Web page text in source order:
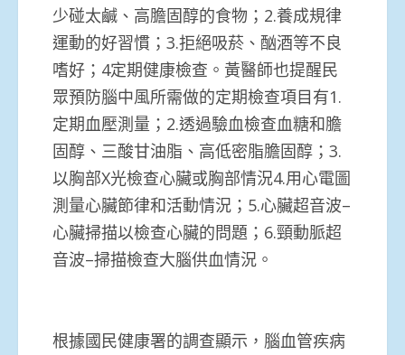
少碰太鹹、高膽固醇的食物；2.養成規律
運動的好習慣；3.拒絕吸菸、酗酒等不良
嗜好；4定期健康檢查。黃醫師也提醒民
眾預防腦中風所需做的定期檢查項目有1.
定期血壓測量；2.透過驗血檢查血糖和膽
固醇、三酸甘油脂、高低密脂膽固醇；3.
以胸部X光檢查心臟或胸部情況4.用心電圖
測量心臟節律和活動情況；5.心臟超音波–
心臟掃描以檢查心臟的問題；6.頸動脈超
音波–掃描檢查大腦供血情況。
根據國民健康署的調查顯示，腦血管疾病